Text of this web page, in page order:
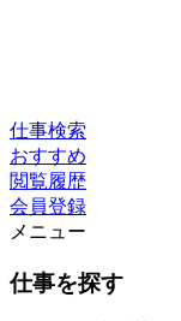
仕事検索
おすすめ
閲覧履歴
会員登録
メニュー
仕事を探す